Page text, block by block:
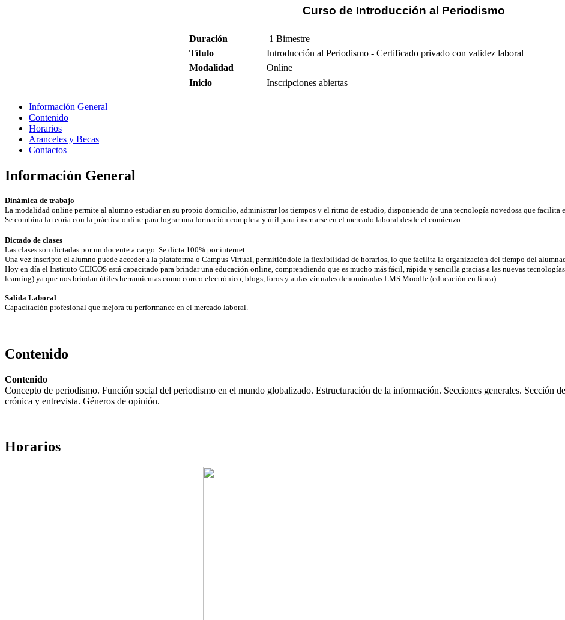
Curso de Introducción al Periodismo
Duración
1 Bimestre
Título
Introducción al Periodismo - Certificado privado con validez laboral
Modalidad
Online
Inicio
Inscripciones abiertas
Información General
Contenido
Horarios
Aranceles y Becas
Contactos
Información General
Dinámica de trabajo
La modalidad online permite al alumno estudiar en su propio domicilio, administrar los tiempos y el ritmo de estudio, disponiendo de una tecnología novedosa que facilita
Se combina la teoría con la práctica online para lograr una formación completa y útil para insertarse en el mercado laboral desde el comienzo.
Dictado de clases
Las clases son dictadas por un docente a cargo. Se dicta 100% por internet.
Una vez inscripto el alumno puede acceder a la plataforma o Campus Virtual, permitiéndole la flexibilidad de horarios, lo que facilita la organización del tiempo del
Hoy en día el Instituto CEICOS está capacitado para brindar una educación online, comprendiendo que es mucho más fácil, rápida y sencilla gracias a las nuevas
learning) ya que nos brindan útiles herramientas como correo electrónico, blogs, foros y aulas virtuales denominadas LMS Moodle (educación en línea).
Salida Laboral
Capacitación profesional que mejora tu performance en el mercado laboral.
Contenido
Contenido
Concepto de periodismo. Función social del periodismo en el mundo globalizado. Estructuración de la información. Secciones generales. Sección
crónica y entrevista. Géneros de opinión.
Horarios